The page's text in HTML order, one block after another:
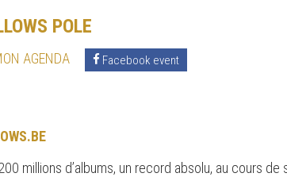
POLE
AGENDA Facebook event
millions d’albums, un record absolu, au cours